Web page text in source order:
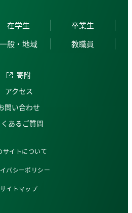
在学生
卒業生
一般・地域 教職員
寄附
アクセス
問い合わせ
あるご質問
サイトについて
バシーポリシー
サイトマップ